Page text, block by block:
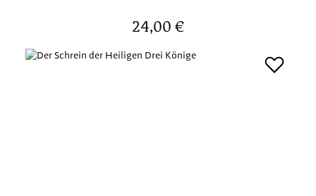
Regulärer Preis:
24,00 €